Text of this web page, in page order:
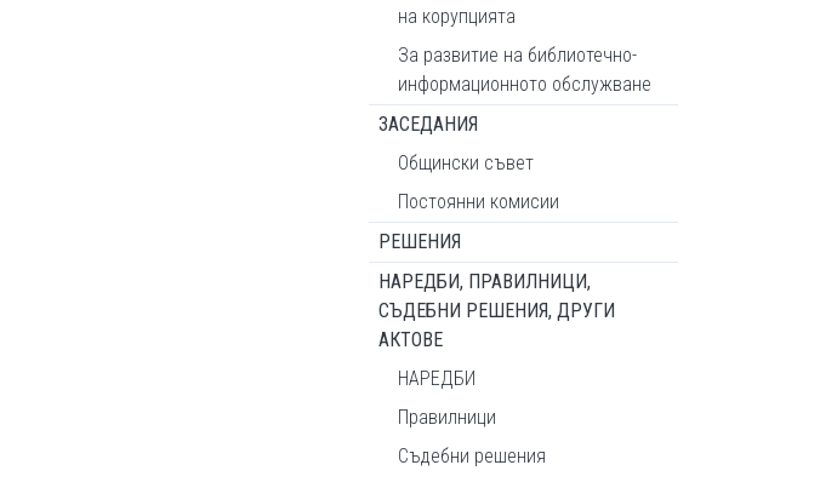
на корупцията
За развитие на библиотечно-
информационното обслужване
ЗАСЕДАНИЯ
Общински съвет
Постоянни комисии
РЕШЕНИЯ
НАРЕДБИ, ПРАВИЛНИЦИ,
СЪДЕБНИ РЕШЕНИЯ, ДРУГИ
АКТОВЕ
НАРЕДБИ
Правилници
Съдебни решения